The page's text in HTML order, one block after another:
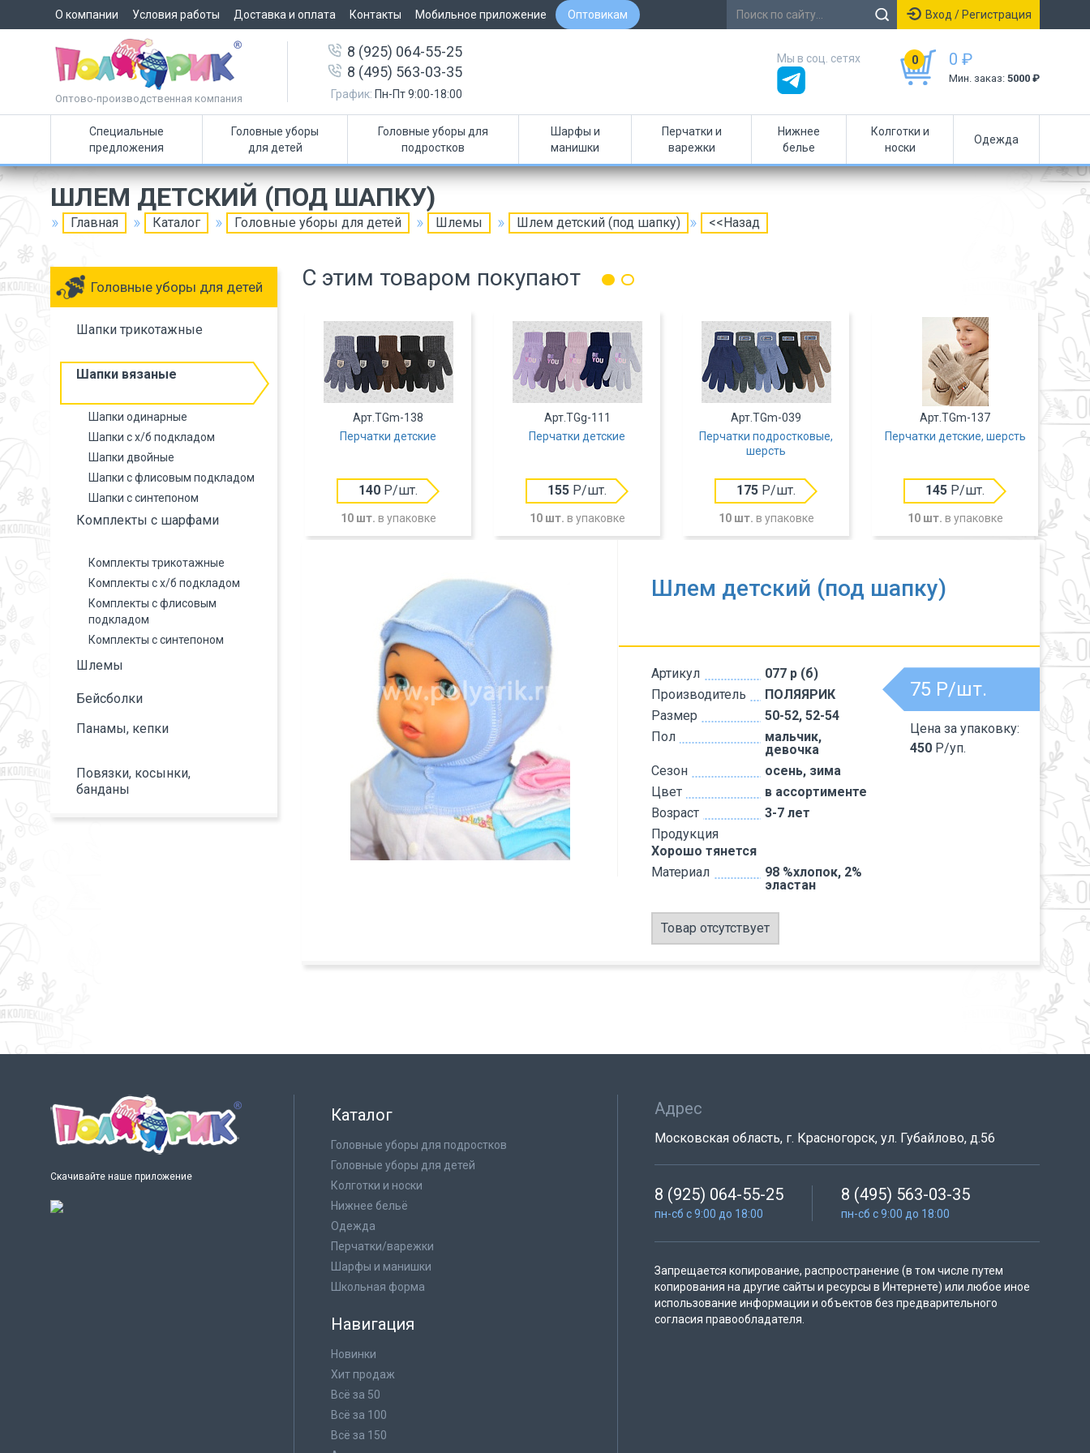
О компании Условия работы Доставка и оплата Контакты Мобильное приложение Оптовикам Вход / Регистрация
Оптово-производственная компания
8 (925) 064-55-25
8 (495) 563-03-35
График: Пн-Пт 9:00-18:00
0 0 ₽
Мин. заказ: 5000 ₽
Мы в соц. сетях
Специальные
предложения
Головные уборы
для детей
Головные уборы для
подростков
Шарфы и
манишки
Перчатки и
варежки
Нижнее
белье
Колготки и
носки
Одежда
ШЛЕМ ДЕТСКИЙ (ПОД ШАПКУ)
Главная Каталог Головные уборы для детей Шлемы Шлем детский (под шапку) <<Назад
Головные уборы для детей
Шапки трикотажные
Шапки вязаные
Шапки одинарные
Шапки с х/б подкладом
Шапки двойные
Шапки с флисовым подкладом
Шапки с синтепоном
Комплекты с шарфами
Комплекты трикотажные
Комплекты с х/б подкладом
Комплекты с флисовым
подкладом
Комплекты с синтепоном
Шлемы
Бейсболки
Панамы, кепки
Повязки, косынки,
банданы
С этим товаром покупают
Арт.TGm-138
Перчатки детские
140 Р/шт.
10 шт. в упаковке
Арт.TGg-111
Перчатки детские
155 Р/шт.
10 шт. в упаковке
Арт.TGm-039
Перчатки подростковые,
шерсть
175 Р/шт.
10 шт. в упаковке
Арт.TGm-137
Перчатки детские, шерсть
145 Р/шт.
10 шт. в упаковке
Шлем детский (под шапку)
Артикул
077 р (б)
Производитель
ПОЛЯЯРИК
Размер
50-52, 52-54
Пол
мальчик,
девочка
Сезон
осень, зима
Цвет
в ассортименте
Возраст
3-7 лет
Продукция
Хорошо тянется
Материал
98 %хлопок, 2%
эластан
75 Р/шт.
Цена за упаковку:
450 Р/уп.
Товар отсутствует
Скачивайте наше приложение
Каталог
Головные уборы для подростков
Головные уборы для детей
Колготки и носки
Нижнее бельё
Одежда
Перчатки/варежки
Шарфы и манишки
Школьная форма
Навигация
Новинки
Хит продаж
Всё за 50
Всё за 100
Всё за 150
Адрес
Московская область, г. Красногорск, ул. Губайлово, д.56
8 (925) 064-55-25
пн-сб с 9:00 до 18:00
8 (495) 563-03-35
пн-сб с 9:00 до 18:00
Запрещается копирование, распространение (в том числе путем
копирования на другие сайты и ресурсы в Интернете) или любое иное
использование информации и объектов без предварительного
согласия правообладателя.